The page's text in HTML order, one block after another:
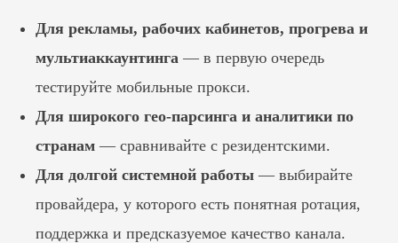
Для рекламы, рабочих кабинетов, прогрева и
мультиаккаунтинга — в первую очередь
тестируйте мобильные прокси.
Для широкого гео-парсинга и аналитики по
странам — сравнивайте с резидентскими.
Для долгой системной работы — выбирайте
провайдера, у которого есть понятная ротация,
поддержка и предсказуемое качество канала.
Похожиестатьи
ПЕРЕЙТИ В БЛОГ